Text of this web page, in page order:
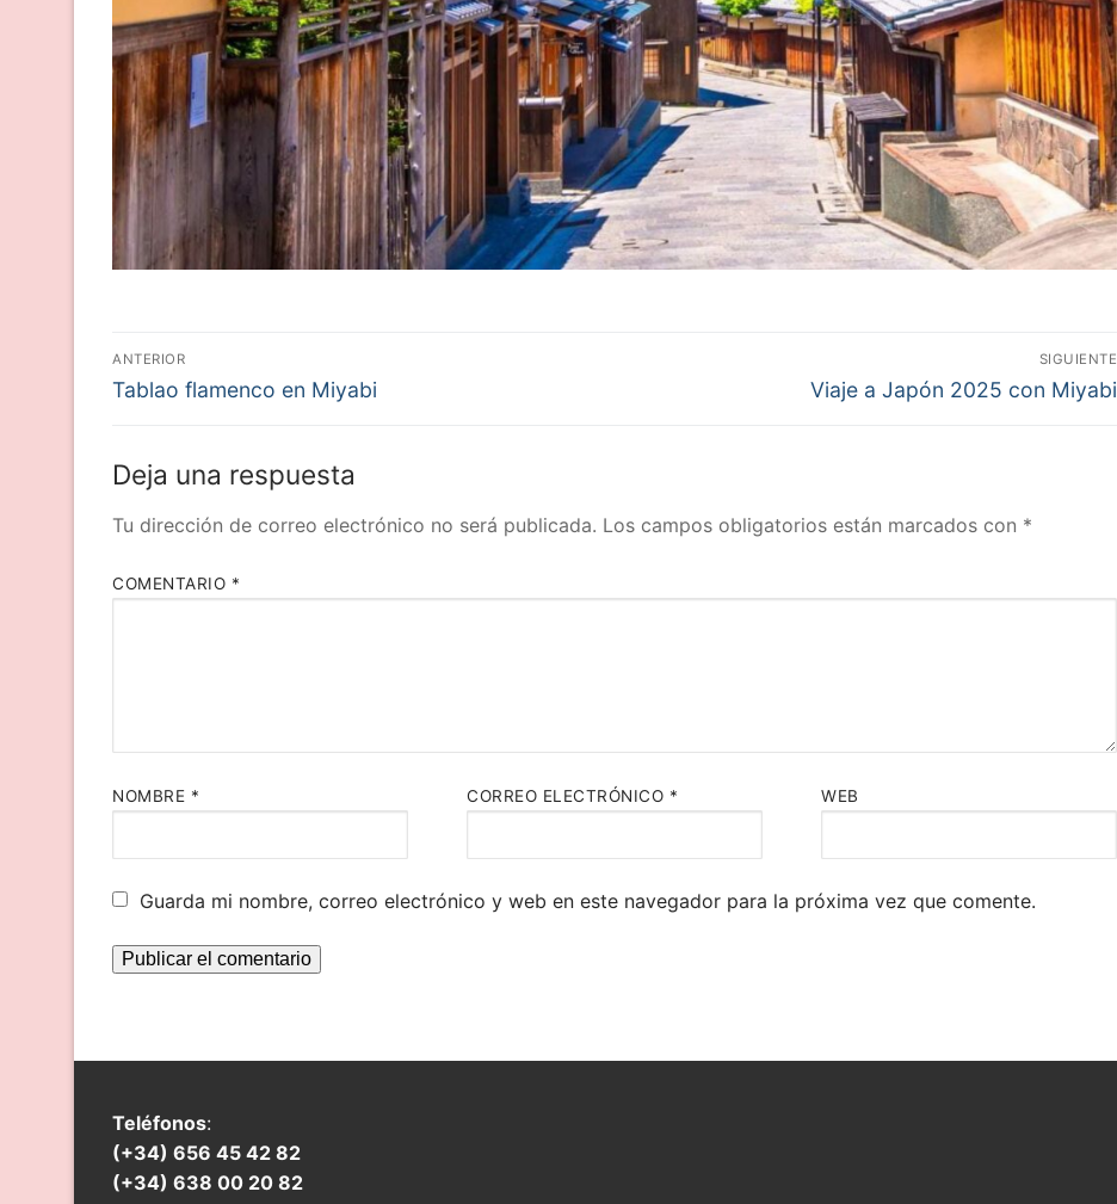
Navegación
de
ANTERIOR
Entrada
Tablao flamenco en Miyabi
SIGUIENTE
Entrada
Viaje a Japón 2025 con Miyabi
Deja una respuesta
Tu dirección de correo electrónico no será publicada. Los campos obligatorios están marcados con *
COMENTARIO *
NOMBRE * CORREO ELECTRÓNICO * WEB
Guarda mi nombre, correo electrónico y web en este navegador para la próxima vez que comente.
Teléfonos:
(+34) 656 45 42 82
(+34) 638 00 20 82